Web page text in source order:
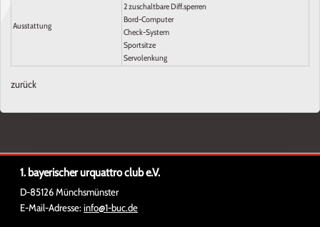
Ausstattung
2 zuschaltbare Diff.sperren
Bord-Computer
Check-System
Sportsitze
Servolenkung
zurück
1. bayerischer urquattro club e.V.
D-85126 Münchsmünster
E-Mail-Adresse:info@1-buc.de